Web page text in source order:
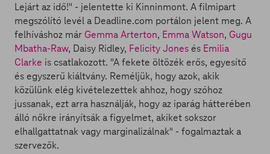
Lejárt az idő!" - jelentette ki Kinninmont. A filmipart
megszólító levél a Deadline.com portálon jelent meg. A
felhíváshoz már Gemma Arterton, Emma Watson, Gugu
Mbatha-Raw, Daisy Ridley, Felicity Jones és Emilia
Clarke is csatlakozott. "A fekete öltözék erős, egyesítő
és egyszerű kiáltvány. Reméljük, hogy azok, akik
közülünk elég kivételezettek ahhoz, hogy szóhoz
jussanak, ezt arra használják, hogy az iparág hátterében
álló nőkre irányítsák a figyelmet, akiket sokszor
elhallgattatnak vagy marginalizálnak" - fogalmaztak a
szervezők.